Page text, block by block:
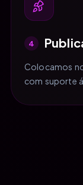
4
Colocamos
com suporte